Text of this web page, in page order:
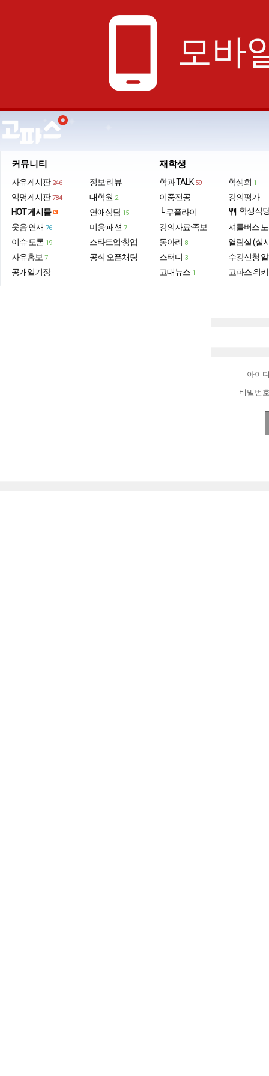
phone_android 모바
커뮤니티
자유게시판 246
익명게시판 784
HOT 게시물
웃음·연재 76
이슈·토론 19
자유홍보 7
공개일기장
정보·리뷰
대학원 2
연애상담 15
미용·패션 7
스타트업·창업
공식 오픈채팅
재학생
학과 TALK 59
이중전공
└ 쿠플라이
강의자료·족보
동아리 8
스터디 3
고대뉴스 1
학생회 1
강의평가
restaurant 학생식
셔틀버스
열람실 (실
수강신청
고파스 위키
아이
비밀번